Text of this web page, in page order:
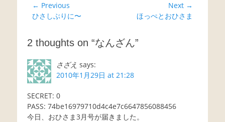
投
稿
ビ
ゲ
ー
シ
ョ
ン
← Previous
Previous
ひさしぶりに〜
Next →
ほっぺとおひさま
2 thoughts on “なんざん”
さざえ says:
2010年1月29日 at 21:28
SECRET: 0
PASS: 74be16979710d4c4e7c6647856088456
今日、おひさま3月号が届きました。